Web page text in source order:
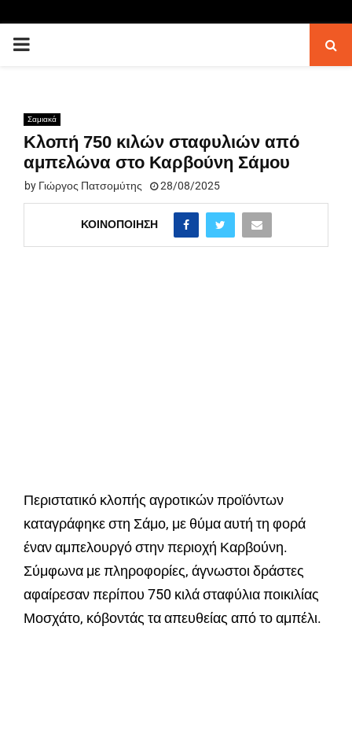
PRIMARY
Σαμιακά
Κλοπή 750 κιλών σταφυλιών από
αμπελώνα στο Καρβούνη Σάμου
by Γιώργος Πατσομύτης 28/08/2025
ΚΟΙΝΟΠΟΊΗΣΗ
Περιστατικό κλοπής αγροτικών προϊόντων
καταγράφηκε στη Σάμο, με θύμα αυτή τη φορά
έναν αμπελουργό στην περιοχή Καρβούνη.
Σύμφωνα με πληροφορίες, άγνωστοι δράστες
αφαίρεσαν περίπου 750 κιλά σταφύλια ποικιλίας
Μοσχάτο, κόβοντάς τα απευθείας από το αμπέλι.